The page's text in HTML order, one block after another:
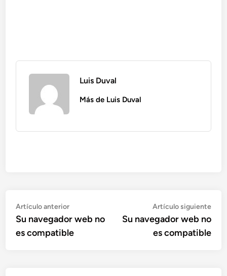
Luis Duval
Más de Luis Duval
Navegación
de
entradas
Artículo anteriorArtículo
anterior:
Su navegador web no
es compatible
Artículo siguiente
Su navegador web no
es compatible